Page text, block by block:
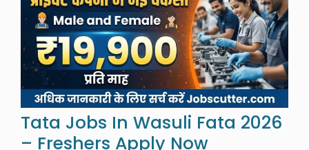
Tata Jobs In Wasuli Fata 2026
– Freshers Apply Now